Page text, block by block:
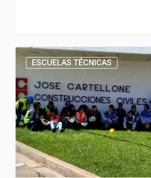
ESCUELAS TÉCNICAS